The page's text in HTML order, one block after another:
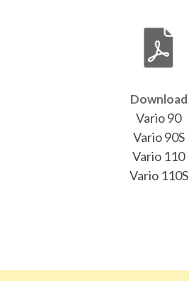
Download
Vario 90
Vario 90S
Vario 110
Vario 110S